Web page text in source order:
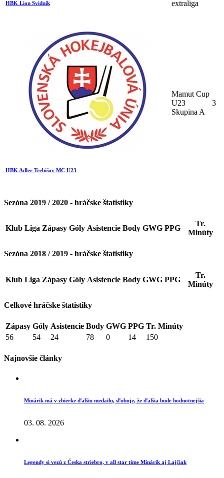
HBK Lion Svidník
extraliga
HBK Adler Trebišov MC U23
Mamut Cup
U23
Skupina A
3
Sezóna 2019 / 2020 - hráčske štatistiky
Klub Liga Zápasy Góly Asistencie Body GWG PPG
Tr.
Minúty
Sezóna 2018 / 2019 - hráčske štatistiky
Klub Liga Zápasy Góly Asistencie Body GWG PPG
Tr.
Minúty
Celkové hráčske štatistiky
Zápasy Góly Asistencie Body GWG PPG Tr. Minúty
56
54 24 78 0 14 150
Najnovšie články
Minárik má v zbierke ďalšiu medailu, sľubuje, že ďalšia bude hodnotnejšia
03. 08. 2026
Legendy si vezú z Česka striebro, v all star tíme Minárik aj Lajčiak